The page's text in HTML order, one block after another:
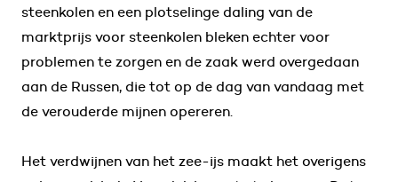
steenkolen en een plotselinge daling van de
marktprijs voor steenkolen bleken echter voor
problemen te zorgen en de zaak werd overgedaan
aan de Russen, die tot op de dag van vandaag met
de verouderde mijnen opereren.
Het verdwijnen van het zee-ijs maakt het overigens